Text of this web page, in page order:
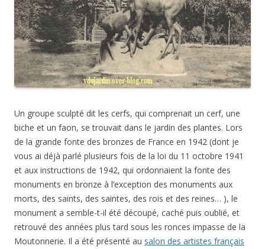
Un groupe sculpté dit les cerfs, qui comprenait un cerf, une
biche et un faon, se trouvait dans le jardin des plantes. Lors
de la grande fonte des bronzes de France en 1942 (dont je
vous ai déjà parlé plusieurs fois de la loi du 11 octobre 1941
et aux instructions de 1942, qui ordonnaient la fonte des
monuments en bronze à l’exception des monuments aux
morts, des saints, des saintes, des rois et des reines… ), le
monument a semble-t-il été découpé, caché puis oublié, et
retrouvé des années plus tard sous les ronces impasse de la
Moutonnerie. Il a été présenté au salon des artistes français